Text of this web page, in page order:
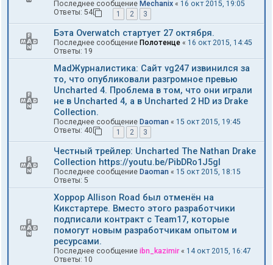
Последнее сообщение Mechanix « 16 окт 2015, 19:05
Ответы: 54 1 2 3
Бэта Overwatch стартует 27 октября.
Последнее сообщение Полотенце « 16 окт 2015, 14:45
Ответы: 19
MadЖурналистика: Сайт vg247 извинился за
то, что опубликовали разгромное превью
Uncharted 4. Проблема в том, что они играли
не в Uncharted 4, а в Uncharted 2 HD из Drake
Collection.
Последнее сообщение Daoman « 15 окт 2015, 19:45
Ответы: 40 1 2 3
Честный трейлер: Uncharted The Nathan Drake
Collection https://youtu.be/PibDRo1J5gI
Последнее сообщение Daoman « 15 окт 2015, 18:15
Ответы: 5
Хоррор Allison Road был отменён на
Кикстартере. Вместо этого разработчики
подписали контракт с Team17, которые
помогут новым разработчикам опытом и
ресурсами.
Последнее сообщение ibn_kazimir« 14 окт 2015, 16:47
Ответы: 10